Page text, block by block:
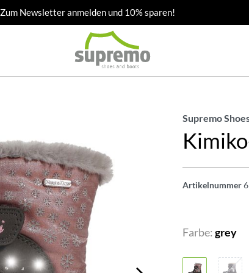
Zum Newsletter anmelden und 10% sparen!
Supremo
Artikelnummer
Farbe:grey